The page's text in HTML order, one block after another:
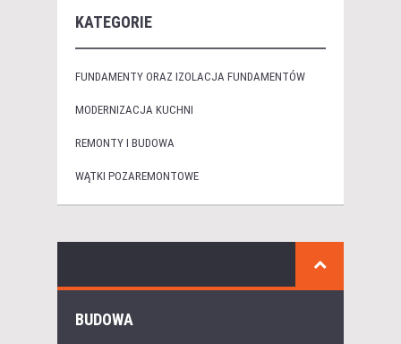
KATEGORIE
FUNDAMENTY ORAZ IZOLACJA FUNDAMENTÓW
MODERNIZACJA KUCHNI
REMONTY I BUDOWA
WĄTKI POZAREMONTOWE
BUDOWA